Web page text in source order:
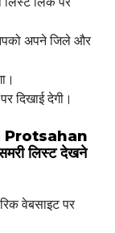
अपने जिले और
दिखाई देगी।
Protsahan
लिस्ट देखने
वेबसाइट पर